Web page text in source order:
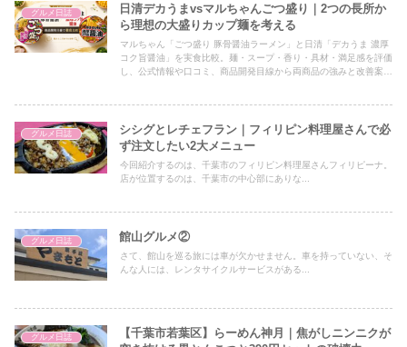
グルメ日誌
日清デカうまvsマルちゃんごつ盛り｜2つの長所か
ら理想の大盛りカップ麺を考える
マルちゃん「ごつ盛り 豚骨醤油ラーメン」と日清「デカうま 濃厚
コク旨醤油」を実食比較。麺・スープ・香り・具材・満足感を評価
し、公式情報や口コミ、商品開発目線から両商品の強みと改善案を
グルメ日誌
シシグとレチェフラン｜フィリピン料理屋さんで必
ず注文したい2大メニュー
今回紹介するのは、千葉市のフィリピン料理屋さんフィリピーナ。
店が位置するのは、千葉市の中心部にありな...
グルメ日誌 館山グルメ②
さて、館山を巡る旅には車が欠かせません。車を持っていない、そ
んな人には、レンタサイクルサービスがある...
グルメ日誌
【千葉市若葉区】らーめん神月｜焦がしニンニクが